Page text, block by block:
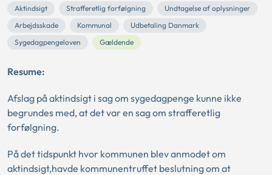
Aktindsigt Strafferetlig forfølgning
Undtagelse af oplysninger
Arbejdsskade
Kommunal
Udbetaling Danmark
Sygedagpengeloven
Gældende
Resume:
Afslag på aktindsigt i sag om sygedagpenge kunne ikke
begrundes med, at det var en sag om strafferetlig
forfølgning.
På det tidspunkt hvor kommunen blev anmodet om
aktindsigt,havde kommunentruffet beslutning om at